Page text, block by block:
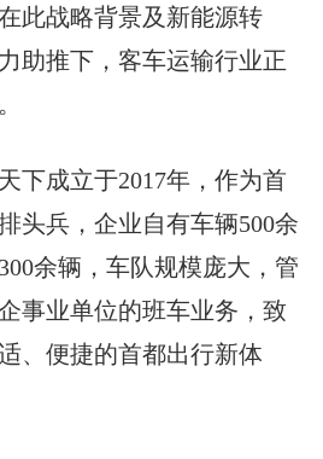
此战略背景及新能源转
助推下，客车运输行业正
下成立于2017年，作为首
头兵，企业自有车辆500余
余辆，车队规模庞大，管
事业单位的班车业务，致
、便捷的首都出行新体